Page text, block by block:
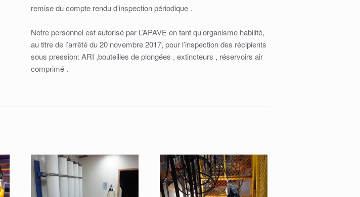
remise du compte rendu d’inspection périodique .
Notre personnel est autorisé par L’APAVE en tant qu’organisme habilité,
au titre de l’arrêté du 20 novembre 2017, pour l’inspection des récipients
sous pression: ARI ,bouteilles de plongées , extincteurs , réservoirs air
comprimé .